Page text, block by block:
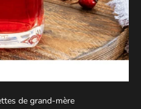
de grand-mère